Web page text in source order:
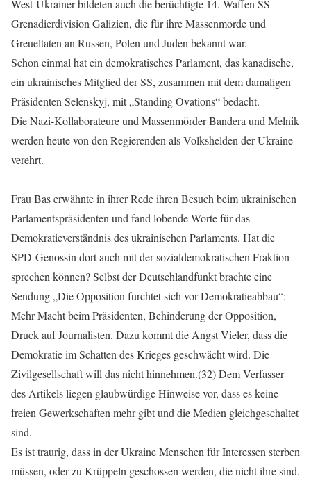
West-Ukrainer bildeten auch die berüchtigte 14. Waffen SS-
Grenadierdivision Galizien, die für ihre Massenmorde und
Greueltaten an Russen, Polen und Juden bekannt war.
Schon einmal hat ein demokratisches Parlament, das kanadische,
ein ukrainisches Mitglied der SS, zusammen mit dem damaligen
Präsidenten Selenskyj, mit „Standing Ovations“ bedacht.
Die Nazi-Kollaborateure und Massenmörder Bandera und Melnik
werden heute von den Regierenden als Volkshelden der Ukraine
verehrt.
Frau Bas erwähnte in ihrer Rede ihren Besuch beim ukrainischen
Parlamentspräsidenten und fand lobende Worte für das
Demokratieverständnis des ukrainischen Parlaments. Hat die
SPD-Genossin dort auch mit der sozialdemokratischen Fraktion
sprechen können? Selbst der Deutschlandfunkt brachte eine
Sendung „Die Opposition fürchtet sich vor Demokratieabbau“:
Mehr Macht beim Präsidenten, Behinderung der Opposition,
Druck auf Journalisten. Dazu kommt die Angst Vieler, dass die
Demokratie im Schatten des Krieges geschwächt wird. Die
Zivilgesellschaft will das nicht hinnehmen.(32) Dem Verfasser
des Artikels liegen glaubwürdige Hinweise vor, dass es keine
freien Gewerkschaften mehr gibt und die Medien gleichgeschaltet
sind.
Es ist traurig, dass in der Ukraine Menschen für Interessen sterben
müssen, oder zu Krüppeln geschossen werden, die nicht ihre sind.